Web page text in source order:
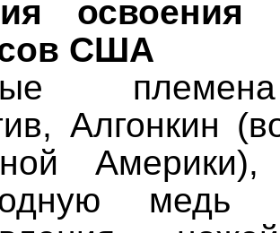
освоения
США
Алгонкин
Америки),
медь